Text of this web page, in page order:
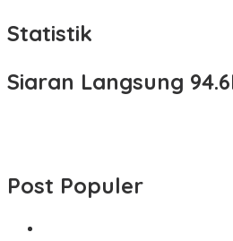
Statistik
Siaran Langsung
Post Populer